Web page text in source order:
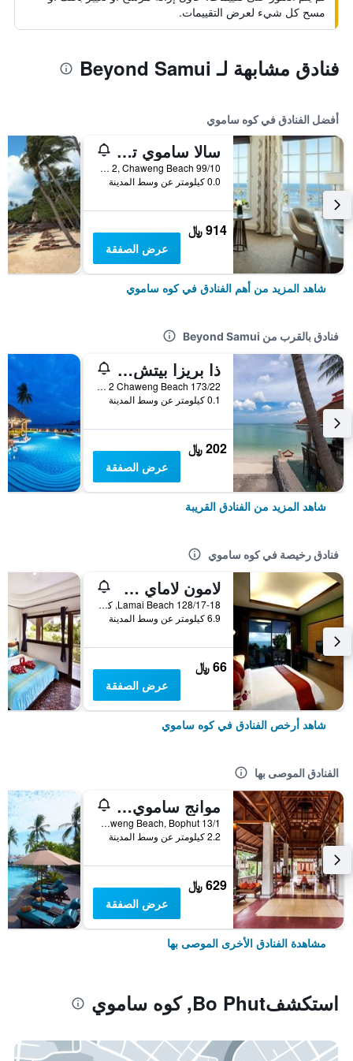
مسح كل شيء لعرض التقييمات.
فنادق مشابهة لـ Beyond Samui
أفضل الفنادق في كوه ساموي
سالا ساموي تشاوينج بيتش ريزورت
99/10 Moo 2, Chaweng Beach, كوه ساموي, تايلاند
0.0 كيلومتر عن وسط المدينة
914 ﷼
عرض الصفقة
شاهد المزيد من أهم الفنادق في كوه ساموي
فنادق بالقرب من Beyond Samui
ذا بريزا بيتش ريزورت، ساموي
173/22 Moo 2 Chaweng Beach, كوه ساموي, تايلاند
0.1 كيلومتر عن وسط المدينة
202 ﷼
عرض الصفقة
شاهد المزيد من الفنادق القريبة
فنادق رخيصة في كوه ساموي
لامون لاماي ريزيدنس
128/17-18 Lamai Beach, كوه ساموي, تايلاند
6.9 كيلومتر عن وسط المدينة
66 ﷼
عرض الصفقة
شاهد أرخص الفنادق في كوه ساموي
الفنادق الموصى بها
موانج ساموي سبا ريزورت
13/1 Moo2, Chaweng Beach, Bophut, كوه ساموي, تايلاند
2.2 كيلومتر عن وسط المدينة
629 ﷼
عرض الصفقة
مشاهدة الفنادق الأخرى الموصى بها
استكشفBo Phut, كوه ساموي